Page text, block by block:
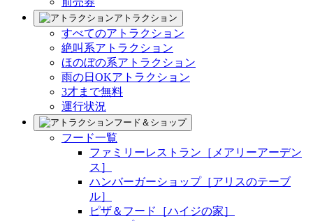
アトラクション
すべてのアトラクション
絶叫系アトラクション
ほのぼの系アトラクション
雨の日OKアトラクション
3才まで無料
運行状況
フード＆ショップ
フード一覧
ファミリーレストラン［メアリーアーデン
ス］
ハンバーガーショップ［アリスのテーブ
ル］
ピザ＆フード［ハイジの家］